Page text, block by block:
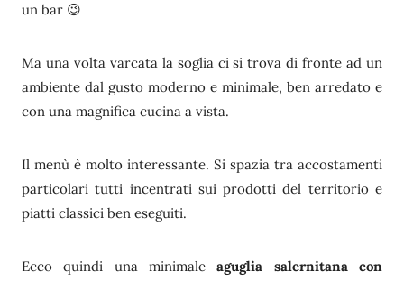
un bar 😉
Ma una volta varcata la soglia ci si trova di fronte ad un
ambiente dal gusto moderno e minimale, ben arredato e
con una magnifica cucina a vista.
Il menù è molto interessante. Si spazia tra accostamenti
particolari tutti incentrati sui prodotti del territorio e
piatti classici ben eseguiti.
Ecco quindi una minimaleaguglia salernitana con